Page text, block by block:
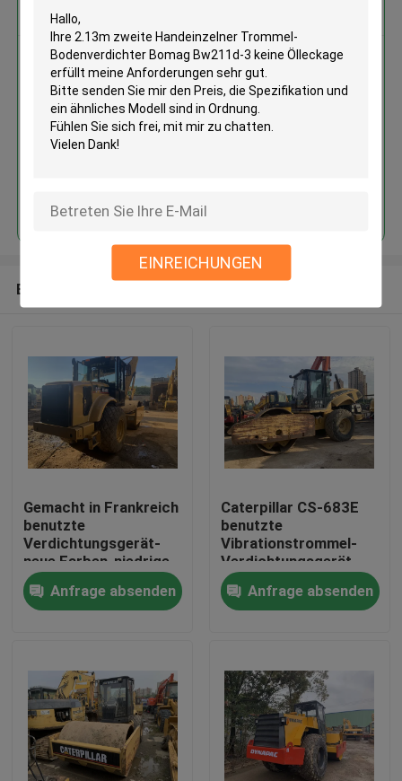
EINREICHUNGEN
Produkte
Über uns
Erhalten Sie den besten Preis für
2.13m zweite Handeinzelner
Trommel-Bodenverdichter
Bomag Bw211d-3 keine
Ölleckage
Empfohlene Produkte
Gemacht in Frankreich
benutzte
Verdichtungsgerät-
neue Farben-niedrige
Stunden CAT 3054
CAT CS-583D
Maschine
Anfrage absenden
Caterpillar CS-683E
benutzte
Vibrationstrommel-
Verdichtungsgerät
173hp
Anfrage absenden